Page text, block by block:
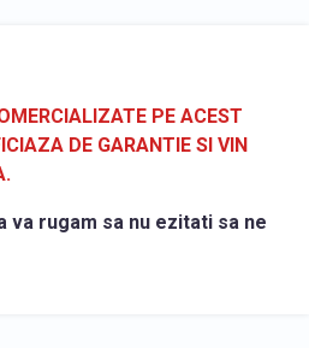
PE ACEST
DE GARANTIE SI VIN
va rugam sa nu ezitati sa ne